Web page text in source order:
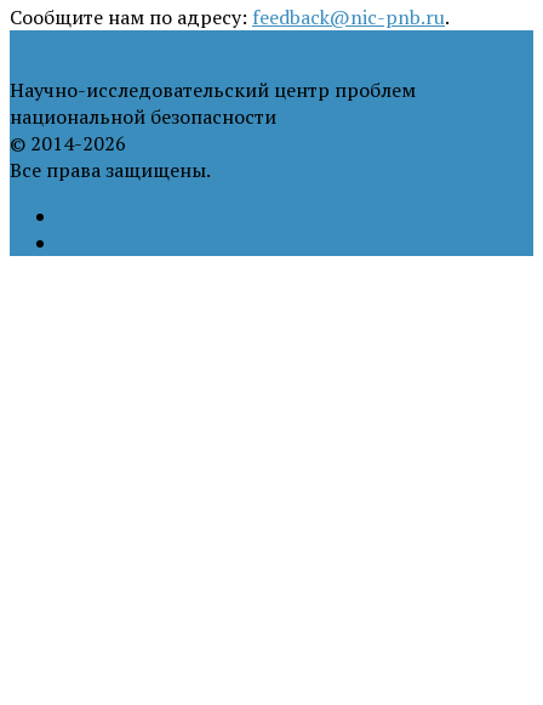
Сообщите нам по адресу: feedback@nic-pnb.ru.
Научно-исследовательский центр проблем
национальной безопасности
© 2014-2026
Все права защищены.